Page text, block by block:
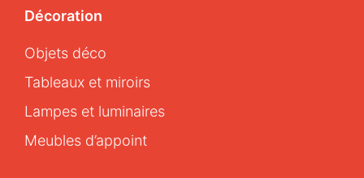
Décoration
Objets déco
Tableaux et miroirs
Lampes et luminaires
Meubles d’appoint